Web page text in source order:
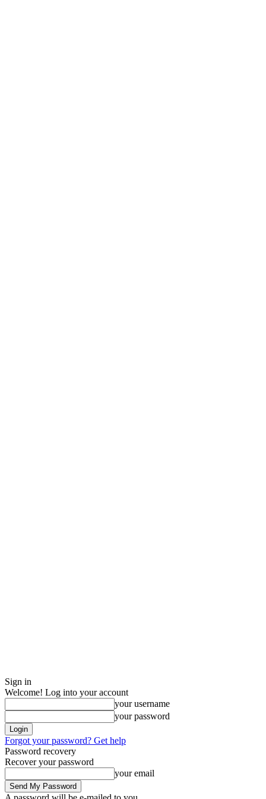
Sign in
Welcome! Log into your account
your username
your password
Forgot your password? Get help
Password recovery
Recover your password
your email